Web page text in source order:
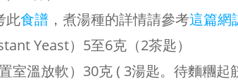
此食譜，煮湯種的詳情請參考這篇網
Yeast）5至6克（2茶匙）
室溫放軟）30克 ( 3湯匙。待麵糰起